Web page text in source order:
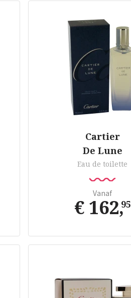
Cartier
De Lune
Eau de toilette
Vanaf
€ 162,95